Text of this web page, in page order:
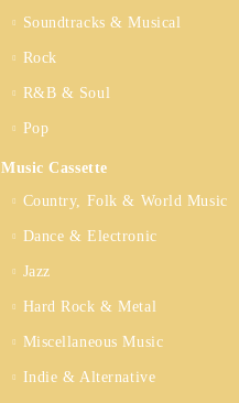
Soundtracks & Musical
Rock
R&B & Soul
Pop
Music Cassette
Country, Folk & World Music
Dance & Electronic
Jazz
Hard Rock & Metal
Miscellaneous Music
Indie & Alternative